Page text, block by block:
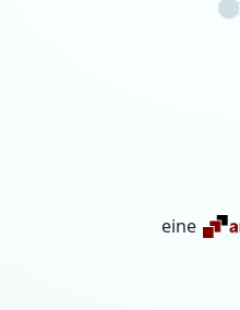
eine